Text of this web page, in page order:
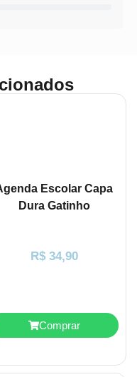
Escolar Capa
Dura Gatinho
R$34,90
Comprar